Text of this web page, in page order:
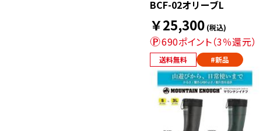
BCF-02オリーブL
￥25,300 (税込)
690ポイント（3％還元）
送料無料 #新品